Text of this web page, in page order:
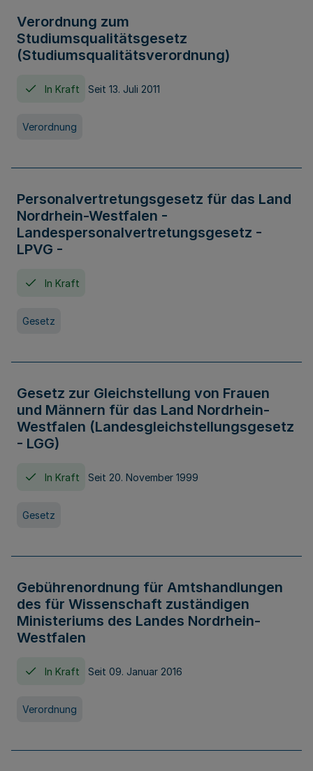
Verordnung zum
Studiumsqualitätsgesetz
(Studiumsqualitätsverordnung)
In Kraft Seit 13. Juli 2011
Verordnung
Personalvertretungsgesetz für das Land
Nordrhein-Westfalen -
Landespersonalvertretungsgesetz -
LPVG -
In Kraft
Gesetz
Gesetz zur Gleichstellung von Frauen
und Männern für das Land Nordrhein-
Westfalen (Landesgleichstellungsgesetz
- LGG)
In Kraft Seit 20. November 1999
Gesetz
Gebührenordnung für Amtshandlungen
des für Wissenschaft zuständigen
Ministeriums des Landes Nordrhein-
Westfalen
In Kraft Seit 09. Januar 2016
Verordnung